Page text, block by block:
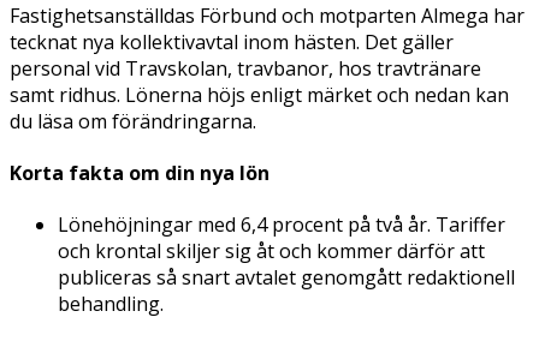
Fastighetsanställdas Förbund och motparten Almega har
tecknat nya kollektivavtal inom hästen. Det gäller
personal vid Travskolan, travbanor, hos travtränare
samt ridhus. Lönerna höjs enligt märket och nedan kan
du läsa om förändringarna.
Korta fakta om din nya lön
Lönehöjningar med 6,4 procent på två år. Tariffer
och krontal skiljer sig åt och kommer därför att
publiceras så snart avtalet genomgått redaktionell
behandling.